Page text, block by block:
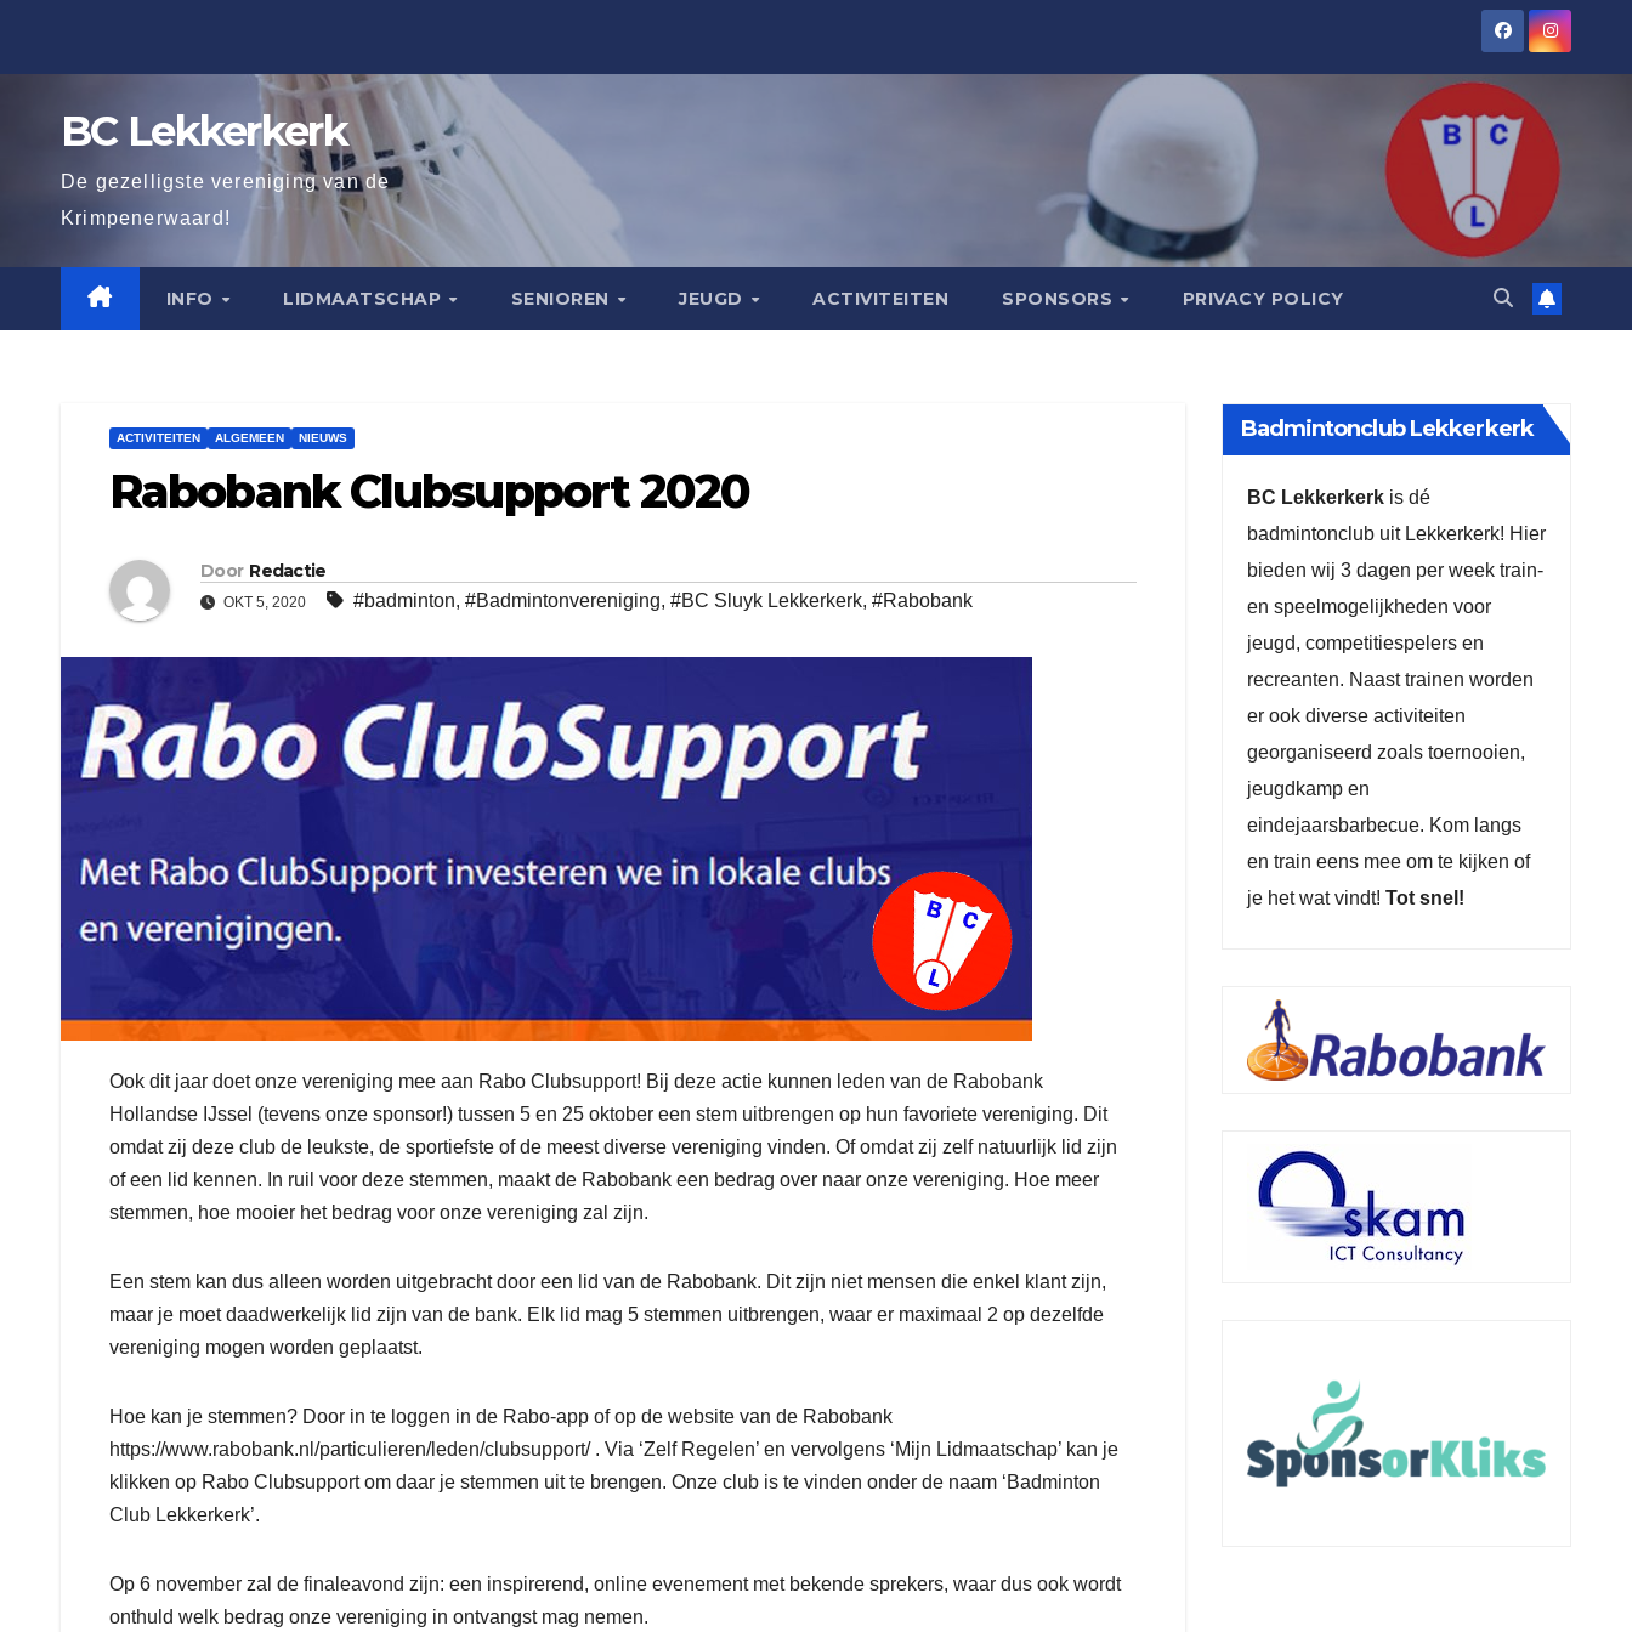
BC Lekkerkerk
De gezelligste vereniging van de
Krimpenerwaard!
INFO LIDMAATSCHAP SENIOREN JEUGD ACTIVITEITEN SPONSORS PRIVACY POLICY
ACTIVITEITEN ALGEMEEN NIEUWS
Rabobank Clubsupport 2020
Door Redactie
OKT 5, 2020 #badminton, #Badmintonvereniging, #BC Sluyk Lekkerkerk, #Rabobank
Ook dit jaar doet onze vereniging mee aan Rabo Clubsupport! Bij deze actie kunnen leden van de Rabobank
Hollandse IJssel (tevens onze sponsor!) tussen 5 en 25 oktober een stem uitbrengen op hun favoriete vereniging. Dit
omdat zij deze club de leukste, de sportiefste of de meest diverse vereniging vinden. Of omdat zij zelf natuurlijk lid zijn
of een lid kennen. In ruil voor deze stemmen, maakt de Rabobank een bedrag over naar onze vereniging. Hoe meer
stemmen, hoe mooier het bedrag voor onze vereniging zal zijn.
Een stem kan dus alleen worden uitgebracht door een lid van de Rabobank. Dit zijn niet mensen die enkel klant zijn,
maar je moet daadwerkelijk lid zijn van de bank. Elk lid mag 5 stemmen uitbrengen, waar er maximaal 2 op dezelfde
vereniging mogen worden geplaatst.
Hoe kan je stemmen? Door in te loggen in de Rabo-app of op de website van de Rabobank
https://www.rabobank.nl/particulieren/leden/clubsupport/ . Via ‘Zelf Regelen’ en vervolgens ‘Mijn Lidmaatschap’ kan je
klikken op Rabo Clubsupport om daar je stemmen uit te brengen. Onze club is te vinden onder de naam ‘Badminton
Club Lekkerkerk’.
Op 6 november zal de finaleavond zijn: een inspirerend, online evenement met bekende sprekers, waar dus ook wordt
onthuld welk bedrag onze vereniging in ontvangst mag nemen.
Badmintonclub Lekkerkerk
BC Lekkerkerkis dé
badmintonclub uit Lekkerkerk! Hier
bieden wij 3 dagen per week train-
en speelmogelijkheden voor
jeugd, competitiespelers en
recreanten. Naast trainen worden
er ook diverse activiteiten
georganiseerd zoals toernooien,
jeugdkamp en
eindejaarsbarbecue. Kom langs
en train eens mee om te kijken of
je het wat vindt! Tot snel!